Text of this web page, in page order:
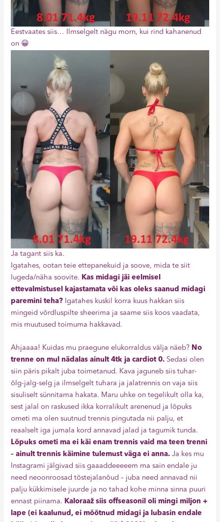
Eestvaates siis… Ilmselgelt nägu morn, kui rind kahanenud
on 😀
Ja tagant siis ka.
Igatahes, ootan teie ettepanekuid ja soove, mida te siit
lugeda/näha soovite. Kas midagi jäi eelmisel
ettevalmistusel kajastamata või kas oleks saanud midagi
paremini teha? Igatahes kuskil korra kuus hakkan siis
mingeid võrdluspilte sheerima ja saame siis koos vaadata,
mis muutused toimuma hakkavad.
Ahjaaaa! Kuidas mu praegune elukorraldus välja näeb? No
trenne on mul nädalas ainult 4tk ja cardiot 0. Sedasi olen
siin päris pikalt juba toimetanud. Kava jaguneb siis tuhar-
õlg-jalg-selg ja ilmselgelt tuhara ja jalatrennis on vaja siis
sisuliselt sünnitama hakata. Maru uhke on tegelikult olla ka,
sest jalal on raskused ikka korralikult arenenud ja lõpuks
ometi ma olen suutnud trennis pingutada nii palju, et
reaalselt iga jumala kord annavad jalad ja tagumik tunda.
Lõpuks ometi ma ei käi enam trennis vaid ma teen trenni
– ainult trennis käimine tulemust väga ei anna.Ja kes mu
Instagrami jälgivad siis gaaaddeeeeem ma sain endale ju
need neoonroosad tõstejalanõud – juba need annavad nii
palju kükkimisele juurde ja no tahad kohe minna sinna puuri
ennast piinama. Kaloraaž siis offseasonil oli mingi miljon +
lape (ei kaalunud, ei mõõtnud midagi ja lubasin endale